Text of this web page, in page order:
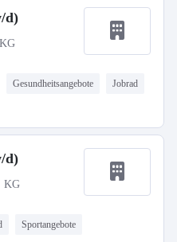
d)
Gesundheitsangebote Jobrad
d)
KG
Sportangebote